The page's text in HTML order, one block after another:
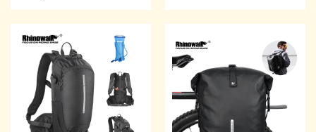
Rated
4.00
5